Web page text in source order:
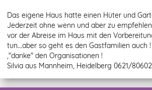
Das eigene Haus hatte einen Hüter und
Jederzeit ohne wenn und aber zu
vor der Abreise im Haus mit den
tun...aber so geht es den Gastfamilien auch
,"danke" den Organisationen !
Silvia aus Mannheim, Heidelberg 0621/